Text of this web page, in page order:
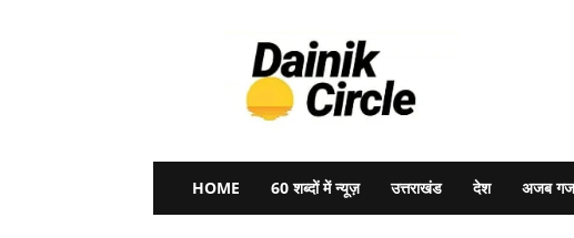
HOME 60 शब्दों में न्यूज़ उत्तराखंड देश अजब